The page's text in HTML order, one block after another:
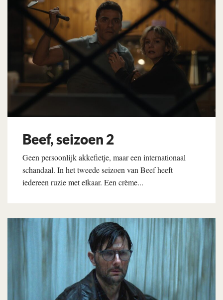
Beef, seizoen 2
Geen persoonlijk akkefietje, maar een internationaal
schandaal. In het tweede seizoen van Beef heeft
iedereen ruzie met elkaar. Een crème...
Lees verder